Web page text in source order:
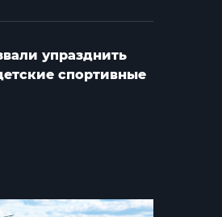
упразднить
спортивные